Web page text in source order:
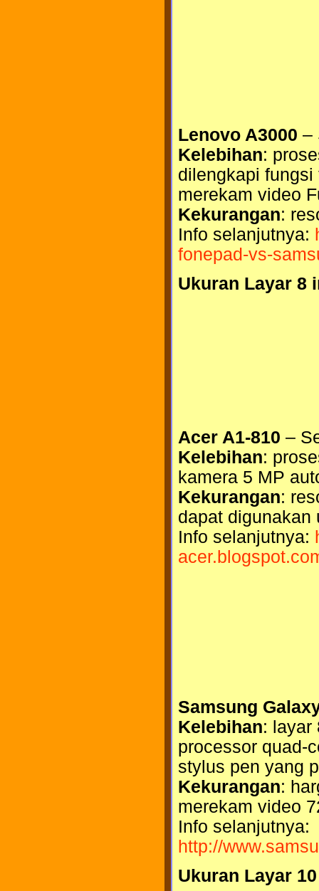
Lenovo A3000 –
Kelebihan:
dilengkapi
merekam video
Kekurangan:
Info selanjutnya:
fonepad-vs-
Ukuran Layar 8
Acer A1-810 –
Kelebihan:
kamera 5 MP
Kekurangan:
dapat digunakan
Info selanjutnya:
Samsung
Kelebihan: layar
processor quad-
stylus pen yang
Kekurangan:
merekam video
Info selanjutnya:
http://
Ukuran Layar